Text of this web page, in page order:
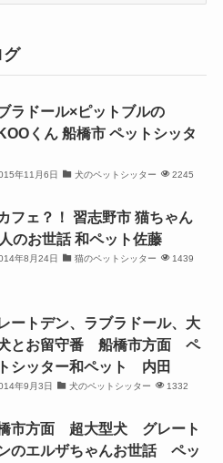
グ
ラドール×ピットブルの
くん 船橋市 ペットシッタ
年11月6日 犬のペットシッター 2245
フェ？！ 習志野市 猫ちゃん
のお世話 和ペット佐藤
年8月24日 猫のペットシッター 1439
ートデン、ラブラドール、大
とお留守番 船橋市方面 ペ
シッター和ペット 内田
年9月3日 犬のペットシッター 1332
市方面 超大型犬 グレート
のエルザちゃんお世話 ペッ